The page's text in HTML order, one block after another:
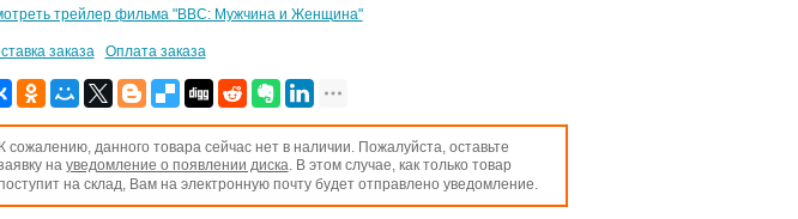
трейлер фильма "BBC: Мужчина и Женщина"
заказа Оплата заказа
К сожалению, данного товара сейчас нет в наличии. Пожалуйста, оставьте
на уведомление о появлении диска. В этом случае, как только товар
на склад, Вам на электронную почту будет отправлено уведомление.